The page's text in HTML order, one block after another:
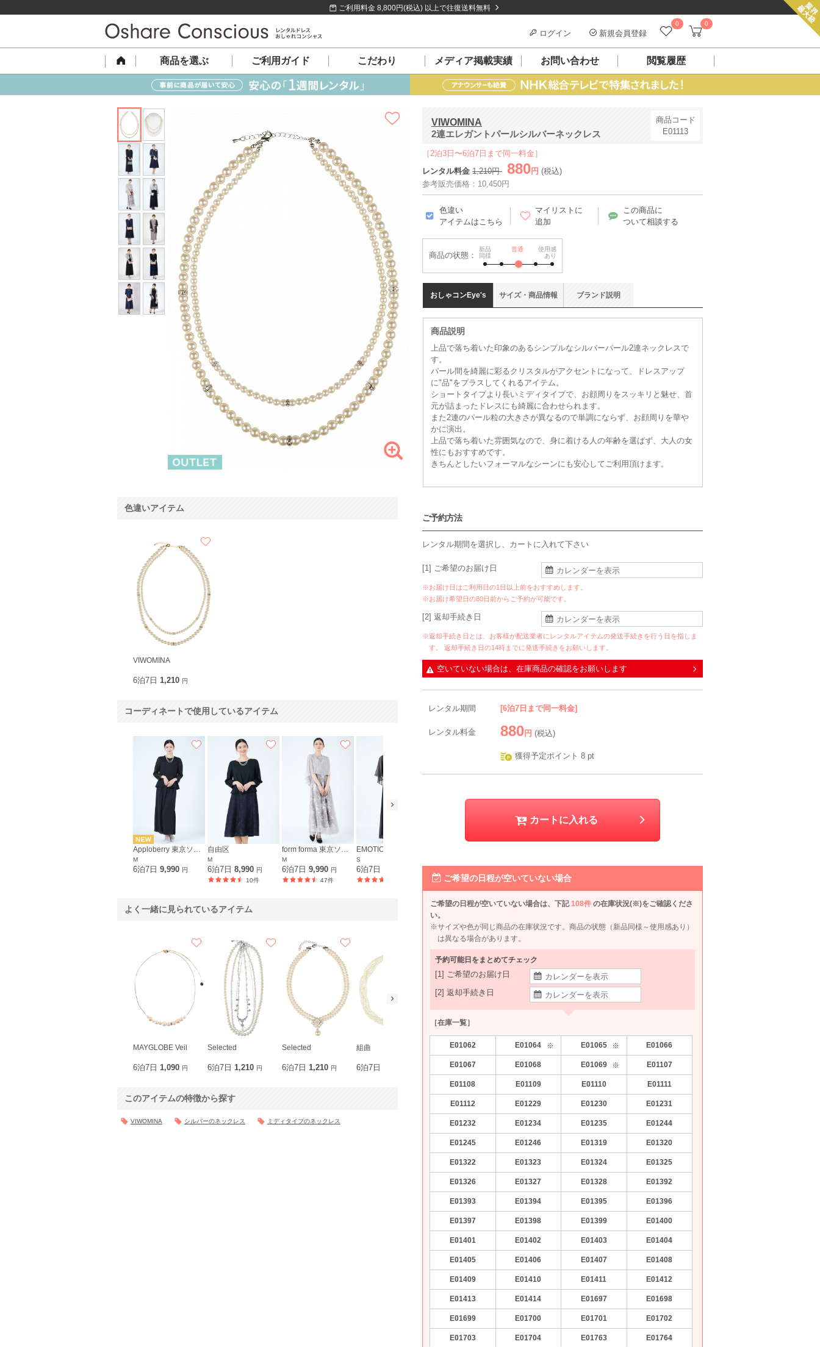
ご利用料金 8,800円(税込) 以上で往復送料無料
0 0
ログイン 新規会員登録
商品を選ぶ ご利用ガイド こだわり メディア掲載実績 お問い合わせ 閲覧履歴
VIWOMINA
2連エレガントパールシルバーネックレス
商品コード
E01113
［2泊3日〜6泊7日まで同一料金］
レンタル料金 1,210円 880 円 (税込)
参考販売価格：10,450円
色違い
アイテムはこちら
マイリストに
追加
この商品に
ついて相談する
商品の状態：
新品
同様
普通
使用感
あり
おしゃコンEye's
商品説明
上品で落ち着いた印象のあるシンプルなシルバーパール2連ネックレスで
す。
パール間を綺麗に彩るクリスタルがアクセントになって、ドレスアップ
に"品"をプラスしてくれるアイテム。
ショートタイプより長いミディタイプで、お顔周りをスッキリと魅せ、首
元が詰まったドレスにも綺麗に合わせられます。
また2連のパール粒の大きさが異なるので単調にならず、お顔周りを華や
かに演出。
上品で落ち着いた雰囲気なので、身に着ける人の年齢を選ばず、大人の女
性にもおすすめです。
きちんとしたいフォーマルなシーンにも安心してご利用頂けます。
サイズ・ 商品情報 ブランド説明
ご予約方法
レンタル期間を選択し、カートに入れて下さい
[1] ご希望のお届け日
※お届け日はご利用日の1日以上前をおすすめします。
※お届け希望日の80日前からご予約が可能です。
[2] 返却手続き日
※返却手続き日とは、お客様が配送業者にレンタルアイテムの発送手続きを行う日を指しま
す。 返却手続き日の14時までに発送手続きをお願いします。
空いていない場合は、在庫商品の確認をお願いします
レンタル期間 [6泊7日まで同一料金]
レンタル料金 880 円 (税込)
獲得予定ポイント 8 pt
カートに入れる
ご希望の日程が空いていない場合
ご希望の日程が空いていない場合は、下記108件 の在庫状況(※)をご確認くださ
い。
※サイズや色が同じ商品の在庫状況です。商品の状態（新品同様～使用感あり）
は異なる場合があります。
予約可能日をまとめてチェック
[1] ご希望のお届け日
[2] 返却手続き日
［在庫一覧］
E01062 E01064 ※ E01065 ※ E01066
E01067 E01068 E01069 ※ E01107
E01108 E01109 E01110 E01111
E01112 E01229 E01230 E01231
E01232 E01234 E01235 E01244
E01245 E01246 E01319 E01320
E01322 E01323 E01324 E01325
E01326 E01327 E01328 E01392
E01393 E01394 E01395 E01396
E01397 E01398 E01399 E01400
E01401 E01402 E01403 E01404
E01405 E01406 E01407 E01408
E01409 E01410 E01411 E01412
E01413 E01414 E01697 E01698
E01699 E01700 E01701 E01702
E01703 E01704 E01763 E01764
色違いアイテム
VIWOMINA
6泊7日 1,210 円
コーディネートで使用しているアイテム
Apploberry 東京ソワール
M
6泊7日 9,990 円
自由区
M
6泊7日8,990 円
10件
form forma 東京ソワール
M
6泊7日9,990 円
47件
S
6泊7日
113件
11件
よく一緒に見られているアイテム
MAYGLOBE Veil
6泊7日 1,090 円
Selected
6泊7日1,210 円
Selected
6泊7日1,210 円
組曲
6泊7日
mebelle muse
6泊7日1,210
URBAN RESEARCH
6泊7日1,190
mebelle muse
6泊7日1,210
自由区
6泊7日
このアイテムの特徴から探す
VIWOMINA シルバーのネックレス ミディタイプのネックレス